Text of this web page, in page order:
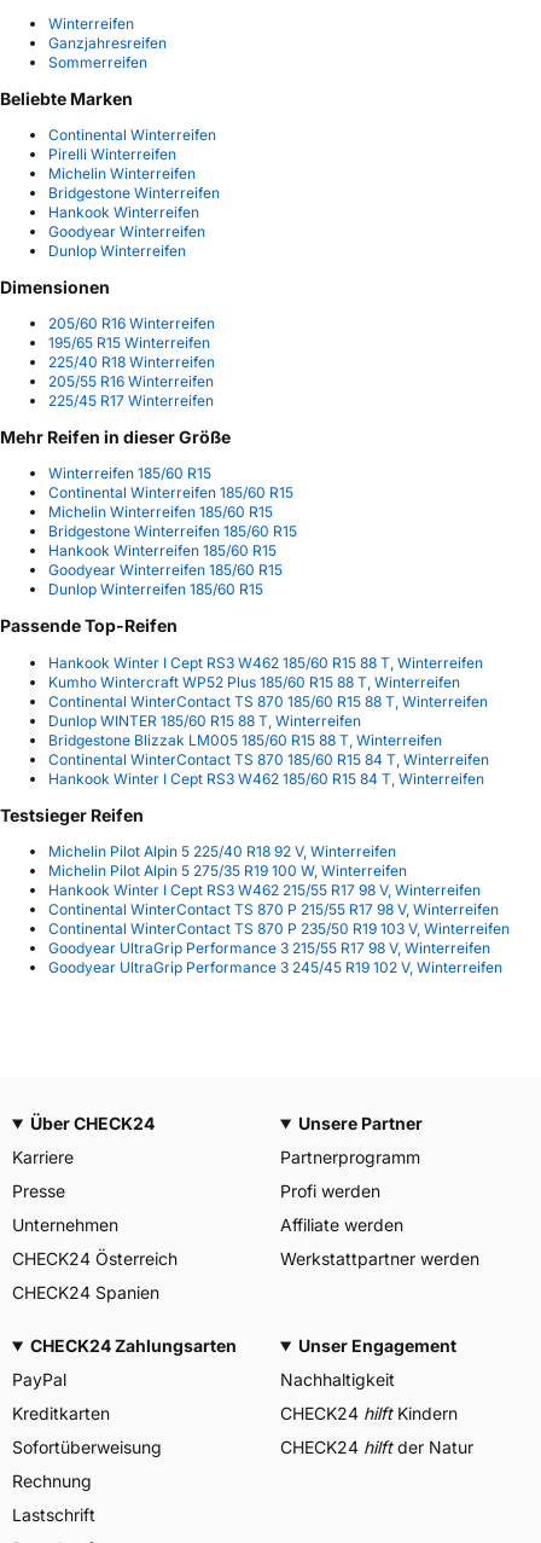
Winterreifen
Ganzjahresreifen
Sommerreifen
Beliebte Marken
Continental Winterreifen
Pirelli Winterreifen
Michelin Winterreifen
Bridgestone Winterreifen
Hankook Winterreifen
Goodyear Winterreifen
Dunlop Winterreifen
Dimensionen
205/60 R16 Winterreifen
195/65 R15 Winterreifen
225/40 R18 Winterreifen
205/55 R16 Winterreifen
225/45 R17 Winterreifen
Mehr Reifen in dieser Größe
Winterreifen 185/60 R15
Continental Winterreifen 185/60 R15
Michelin Winterreifen 185/60 R15
Bridgestone Winterreifen 185/60 R15
Hankook Winterreifen 185/60 R15
Goodyear Winterreifen 185/60 R15
Dunlop Winterreifen 185/60 R15
Passende Top-Reifen
Hankook Winter I Cept RS3 W462 185/60 R15 88 T, Winterreifen
Kumho Wintercraft WP52 Plus 185/60 R15 88 T, Winterreifen
Continental WinterContact TS 870 185/60 R15 88 T, Winterreifen
Dunlop WINTER 185/60 R15 88 T, Winterreifen
Bridgestone Blizzak LM005 185/60 R15 88 T, Winterreifen
Continental WinterContact TS 870 185/60 R15 84 T, Winterreifen
Hankook Winter I Cept RS3 W462 185/60 R15 84 T, Winterreifen
Testsieger Reifen
Michelin Pilot Alpin 5 225/40 R18 92 V, Winterreifen
Michelin Pilot Alpin 5 275/35 R19 100 W, Winterreifen
Hankook Winter I Cept RS3 W462 215/55 R17 98 V, Winterreifen
Continental WinterContact TS 870 P 215/55 R17 98 V, Winterreifen
Continental WinterContact TS 870 P 235/50 R19 103 V, Winterreifen
Goodyear UltraGrip Performance 3 215/55 R17 98 V, Winterreifen
Goodyear UltraGrip Performance 3 245/45 R19 102 V, Winterreifen
Über CHECK24
Karriere
Presse
Unternehmen
CHECK24 Österreich
CHECK24 Spanien
Unsere Partner
Partnerprogramm
Profi werden
Affiliate werden
Werkstattpartner werden
CHECK24 Zahlungsarten
PayPal
Kreditkarten
Sofortüberweisung
Rechnung
Lastschrift
Unser Engagement
Nachhaltigkeit
CHECK24 hilftKindern
CHECK24 hilftder Natur